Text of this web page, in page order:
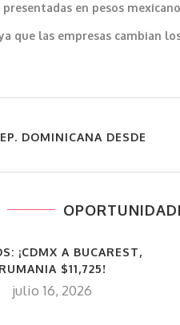
en pesos
que las empresas cambian
DOMINICANA DESDE
¡CDMX A BUCAREST,
RUMANIA $11,725!
julio 16, 2026